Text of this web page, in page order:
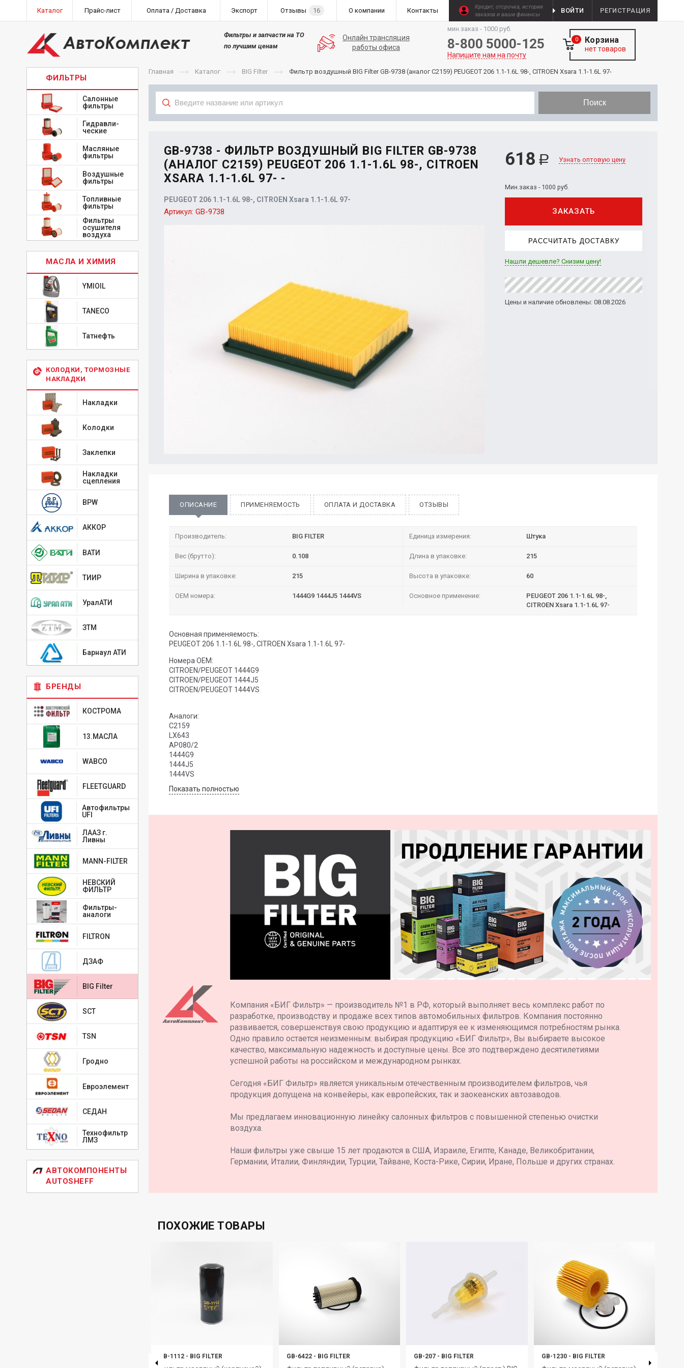
Каталог Прайс-лист Оплата / Доставка Экспорт Отзывы 16 О компании Контакты
Кредит, отсрочка, история
заказов и ваши финансы
ВОЙТИ РЕГИСТРАЦИЯ
Фильтры и запчасти на ТО
по лучшим ценам
Онлайн трансляция
работы офиса
мин.заказ - 1000 руб.
8-800 5000-125
Напишите нам на почту
Корзина
0
нет товаров
ФИЛЬТРЫ
Салонные
фильтры
Гидравли-
ческие
Масляные
фильтры
Воздушные
фильтры
Топливные
фильтры
Фильтры
осушителя
воздуха
МАСЛА И ХИМИЯ
YMIOIL
TANECO
Татнефть
КОЛОДКИ, ТОРМОЗНЫЕ
НАКЛАДКИ
Накладки
Колодки
Заклепки
Накладки
сцепления
BPW
АККОР
ВАТИ
ТИИР
УралАТИ
ЗТМ
Барнаул АТИ
БРЕНДЫ
КОСТРОМА
13.МАСЛА
WABCO
FLEETGUARD
Автофильтры
UFI
ЛААЗ г.
Ливны
MANN-FILTER
НЕВСКИЙ
ФИЛЬТР
Фильтры-
аналоги
FILTRON
ДЗАФ
BIG Filter
SCT
TSN
Гродно
Евроэлемент
СЕДАН
Технофильтр
ЛМЗ
АВТОКОМПОНЕНТЫ
AUTOSHEFF
Главная Каталог BIG Filter Фильтр воздушный BIG Filter GB-9738 (аналог C2159) PEUGEOT 206 1.1-1.6L 98-, CITROEN Xsara 1.1-1.6L 97-
Поиск
GB-9738 - ФИЛЬТР ВОЗДУШНЫЙ BIG FILTER GB-9738
(АНАЛОГ C2159) PEUGEOT 206 1.1-1.6L 98-, CITROEN
XSARA 1.1-1.6L 97- -
PEUGEOT 206 1.1-1.6L 98-, CITROEN Xsara 1.1-1.6L 97-
Артикул: GB-9738
618 Р Узнать оптовую цену
Мин.заказ - 1000 руб.
ЗАКАЗАТЬ
РАССЧИТАТЬ ДОСТАВКУ
Нашли дешевле? Снизим цену!
Цены и наличие обновлены: 08.08.2026
ОПИСАНИЕ ПРИМЕНЯЕМОСТЬ ОПЛАТА И ДОСТАВКА ОТЗЫВЫ
Производитель: BIG FILTER Единица измерения: Штука
Вес (брутто): 0.108 Длина в упаковке: 215
Ширина в упаковке: 215 Высота в упаковке: 60
OEM номера: 1444G9 1444J5 1444VS Основное применение:
PEUGEOT 206 1.1-1.6L 98-,
CITROEN Xsara 1.1-1.6L 97-
Основная применяемость:
PEUGEOT 206 1.1-1.6L 98-, CITROEN Xsara 1.1-1.6L 97-
Номера OEM:
CITROEN/PEUGEOT 1444G9
CITROEN/PEUGEOT 1444J5
CITROEN/PEUGEOT 1444VS
Аналоги:
C2159
LX643
AP080/2
1444G9
1444J5
1444VS
Показать полностью
Компания «БИГ Фильтр» — производитель №1 в РФ, который выполняет весь комплекс работ по
разработке, производству и продаже всех типов автомобильных фильтров. Компания постоянно
развивается, совершенствуя свою продукцию и адаптируя ее к изменяющимся потребностям рынка.
Одно правило остается неизменным: выбирая продукцию «БИГ Фильтр», Вы выбираете высокое
качество, максимальную надежность и доступные цены. Все это подтверждено десятилетиями
успешной работы на российском и международном рынках.
Сегодня «БИГ Фильтр» является уникальным отечественным производителем фильтров, чья
продукция допущена на конвейеры, как европейских, так и заокеанских автозаводов.
Мы предлагаем инновационную линейку салонных фильтров с повышенной степенью очистки
воздуха.
Наши фильтры уже свыше 15 лет продаются в США, Израиле, Египте, Канаде, Великобритании,
Германии, Италии, Финляндии, Турции, Тайване, Коста-Рике, Сирии, Иране, Польше и других странах.
ПОХОЖИЕ ТОВАРЫ
GB-1112 - BIG FILTER GB-6422 - BIG FILTER GB-207 - BIG FILTER GB-1230 - BIG FILTER